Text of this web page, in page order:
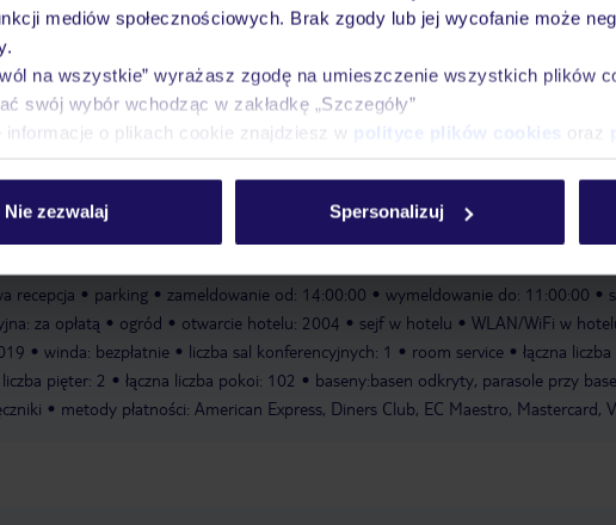
mediów społecznościowych. Brak zgody lub jej wycofanie może
na wszystkie” wyrażasz zgodę na umieszczenie wszystkich plików
swój wybór wchodząc w zakładkę „Szczegóły”
informacje o plikach cookie znajdziesz w polityce plików cookies oraz
Nie zezwalaj Spersonalizuj
basenu gwarantuje orzeźwienie. Leżaki pod parasolami na tarasie zachęcają
napoje dostępne są w barze przy basenie. Obiekt oferuje rozmaite atrakcje, w
siłownię, spa, łaźnię turecką i masaże. Do dyspozycji Gości jest strefa odnowy
strumieniem wodnym. Aromaterapia dostępna jest za dodatkową opłatą. W wolnym
recepcja parking zameldowanie od: 14:00:00 wymeldowanie do: 11:00:00
za opłatą
ogród otwarcie hotelu: 2004 sejf w hotelu WLAN/WiFi w
winda: bezpłatnie liczba sal konferencyjnych: 1 room service
łączna
liczba pięter: 2 łączna liczba pokoi: 102
baseny:basen odkryty, parasole przy
metody płatności: American Express, Diners Club, EC Maestro, Mastercard,